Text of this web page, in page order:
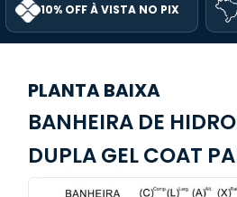
10% OFF À VISTA NO PIX
PLANTA BAIXA
BANHEIRA DE
DUPLA GEL COAT